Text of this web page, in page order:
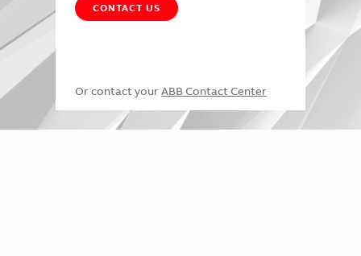
CONTACT US
Or contact your ABB Contact Center